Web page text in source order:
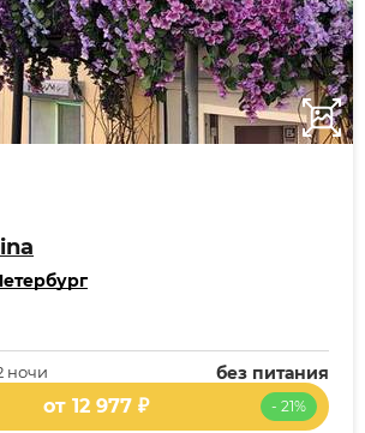
без питания
ночи
- 21%
от 12 977 ₽